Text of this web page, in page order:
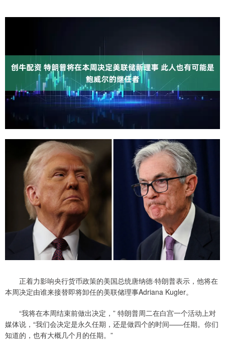
正着力影响央行货币政策的美国总统唐纳德·特朗普表示，他将在
本周决定由谁来接替即将卸任的美联储理事Adriana Kugler。
“我将在本周结束前做出决定，” 特朗普周二在白宫一个活动上对
媒体说，“我们会决定是永久任期，还是做四个的时间——任期。你们
知道的，也有大概几个月的任期。”